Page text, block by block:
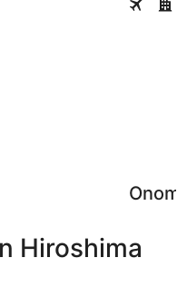
Hiroshima